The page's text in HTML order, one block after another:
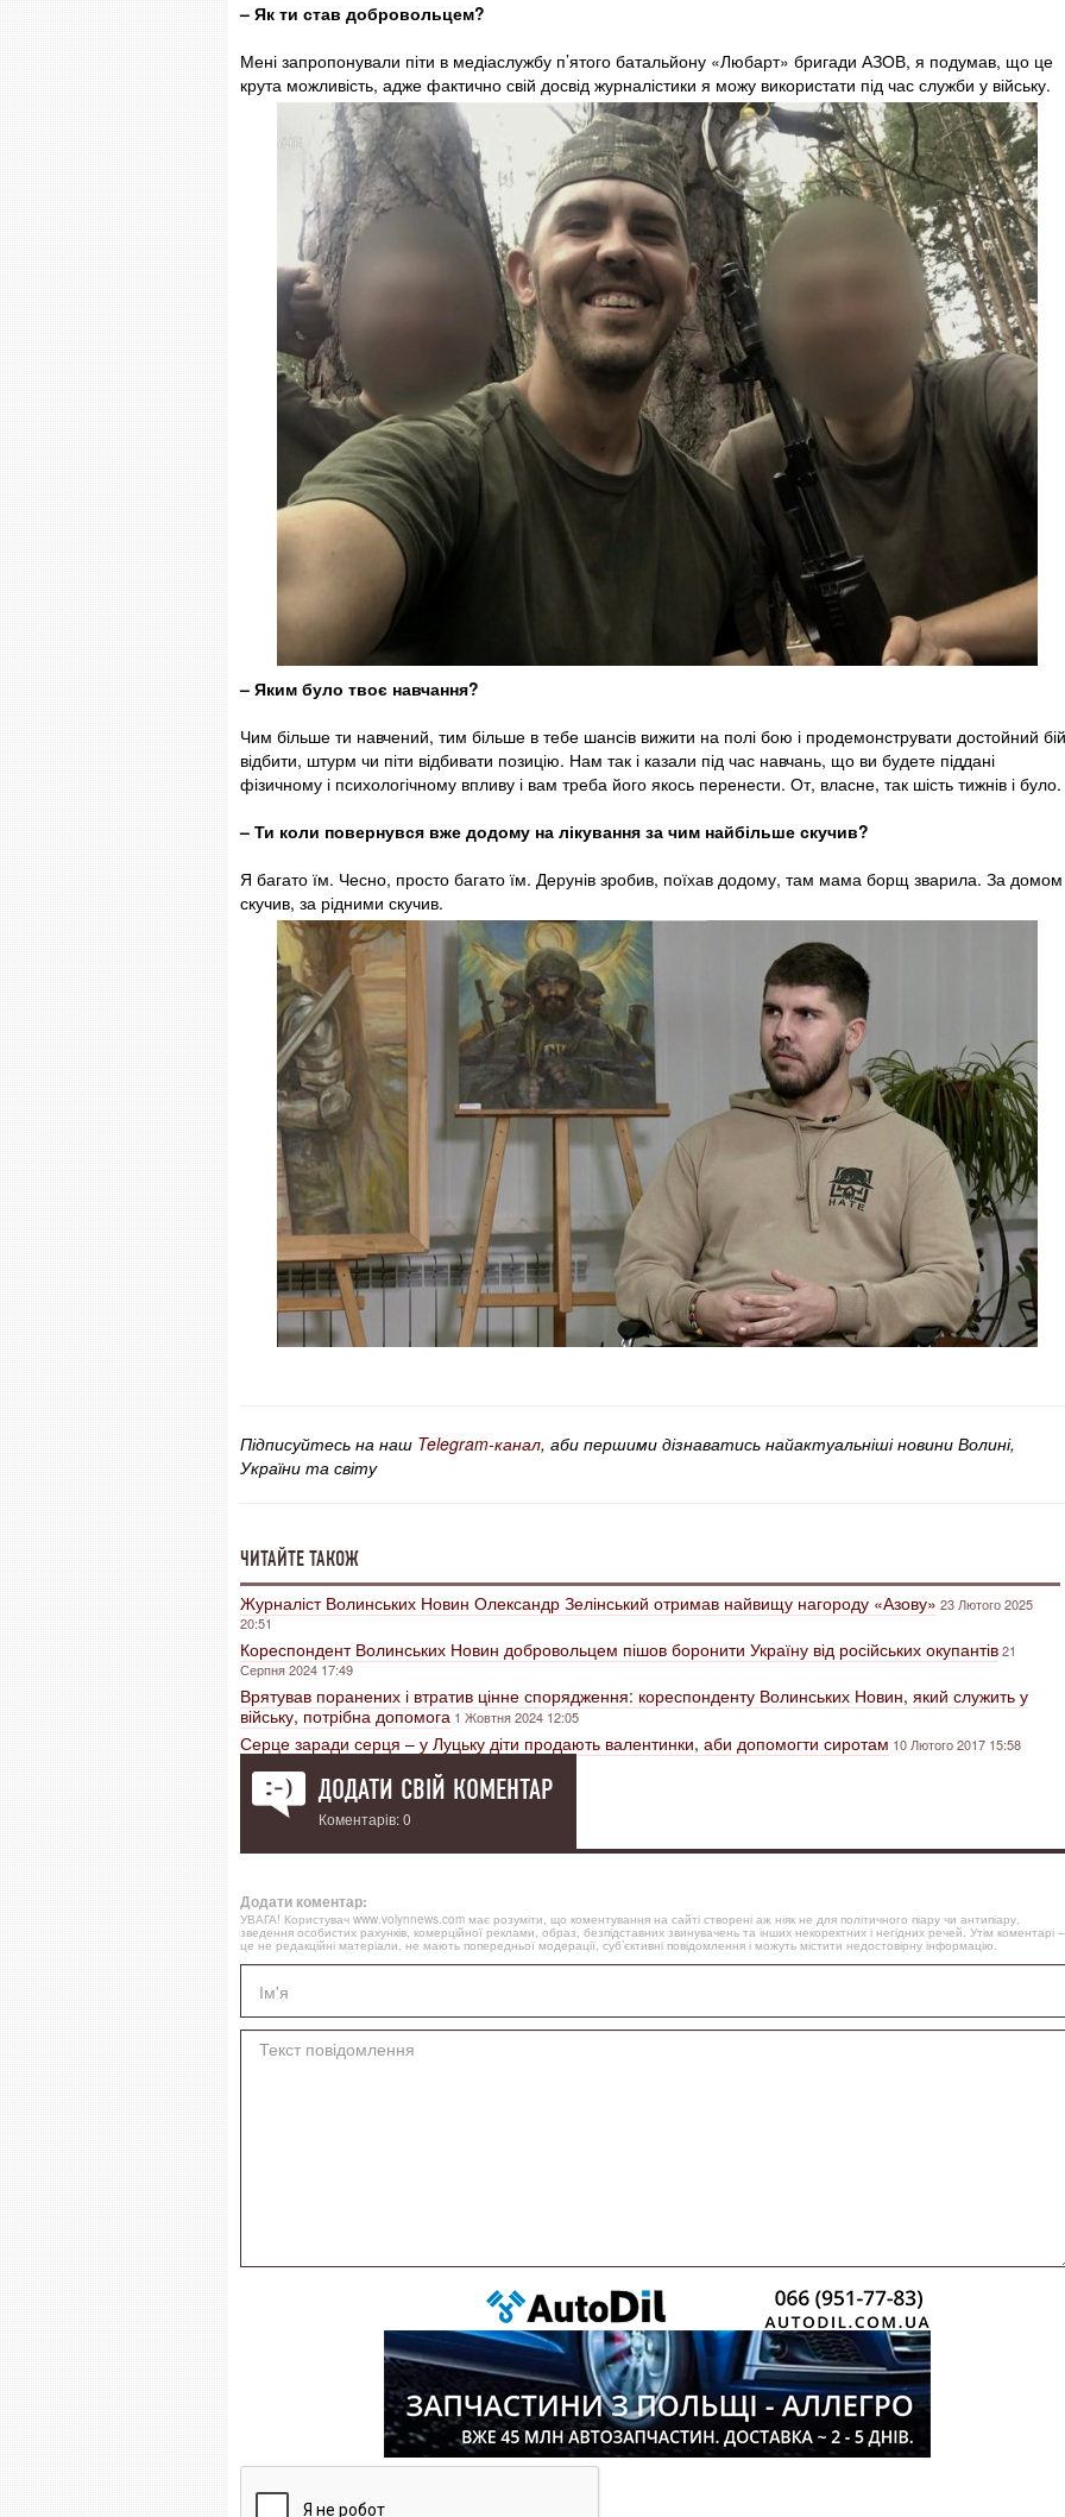
– Як ти став добровольцем?
Мені запропонували піти в медіаслужбу п’ятого батальйону «Любарт» бригади АЗОВ, я подумав, що це
крута можливість, адже фактично свій досвід журналістики я можу використати під час служби у війську.
– Яким було твоє навчання?
Чим більше ти навчений, тим більше в тебе шансів вижити на полі бою і продемонструвати достойний
відбити, штурм чи піти відбивати позицію. Нам так і казали під час навчань, що ви будете піддані
фізичному і психологічному впливу і вам треба його якось перенести. От, власне, так шість тижнів і було.
– Ти коли повернувся вже додому на лікування за чим найбільше скучив?
Я багато їм. Чесно, просто багато їм. Дерунів зробив, поїхав додому, там мама борщ зварила. За домом
скучив, за рідними скучив.
Підписуйтесь на наш Telegram-канал, аби першими дізнаватись найактуальніші новини Волині,
України та світу
ЧИТАЙТЕ ТАКОЖ
Журналіст Волинських Новин Олександр Зелінський отримав найвищу нагороду «Азову» 23 Лютого 2025
20:51
Кореспондент Волинських Новин добровольцем пішов боронити Україну від російських окупантів21
Серпня 2024 17:49
Врятував поранених і втратив цінне спорядження: кореспонденту Волинських Новин, який служить у
війську, потрібна допомога 1 Жовтня 2024 12:05
Серце заради серця – у Луцьку діти продають валентинки, аби допомогти сиротам 10 Лютого 2017 15:58
ДОДАТИ СВІЙ КОМЕНТАР
Коментарів: 0
Додати коментар:
УВАГА! Користувач www.volynnews.com має розуміти, що коментування на сайті створені аж ніяк не для політичного піару чи антипіару,
зведення особистих рахунків, комерційної реклами, образ, безпідставних звинувачень та інших некоректних і негідних речей. Утім коментарі –
це не редакційні матеріали, не мають попередньої модерації, суб’єктивні повідомлення і можуть містити недостовірну інформацію.